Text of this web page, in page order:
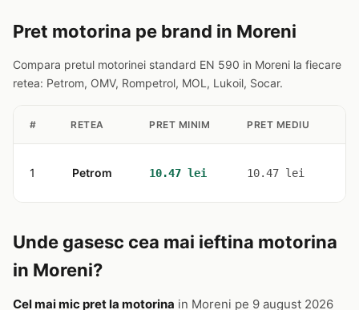
Pret motorina pe brand in Moreni
Compara pretul motorinei standard EN 590 in Moreni la fiecare
retea: Petrom, OMV, Rompetrol, MOL, Lukoil, Socar.
# RETEA PRET MINIM PRET MEDIU
1 Petrom 10.47 lei 10.47 lei
Unde gasesc cea mai ieftina motorina
in Moreni?
Cel mai mic pret la motorina in Moreni pe 9 august 2026